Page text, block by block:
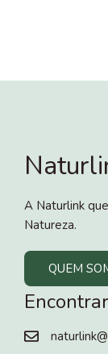
A Naturlink
Natureza.
QUEM